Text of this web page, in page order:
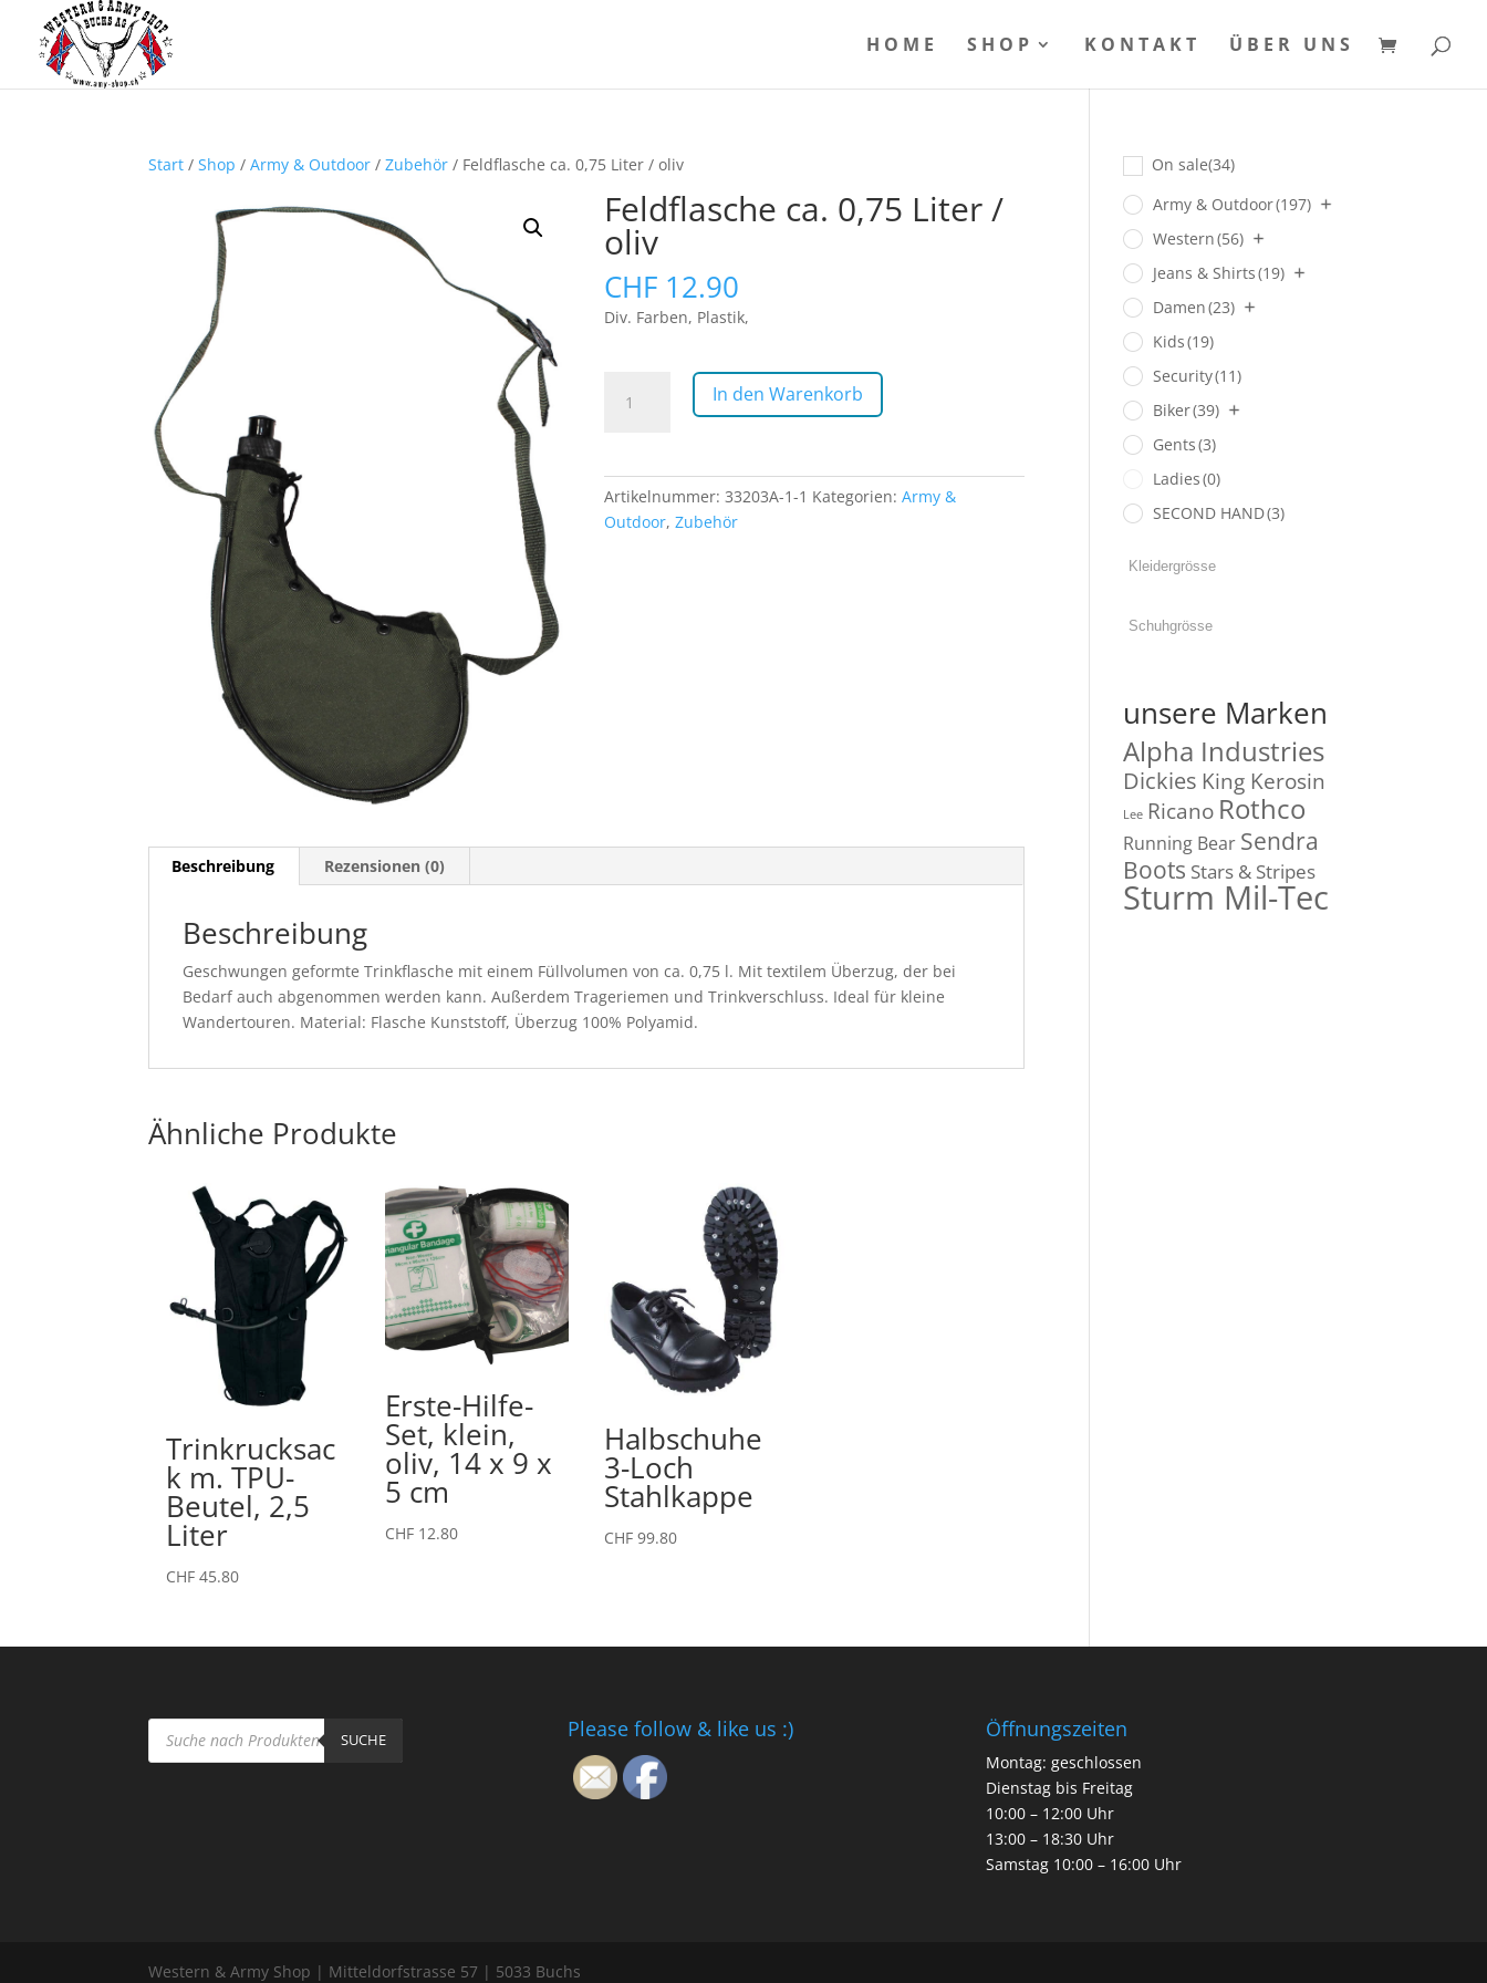
HOME SHOP KONTAKT ÜBER UNS
Start /Shop /Army & Outdoor /Zubehör / Feldflasche ca. 0,75 Liter / oliv
Feldflasche ca. 0,75 Liter /
oliv
CHF 12.90
Div. Farben, Plastik,
In den Warenkorb
Artikelnummer:33203A-1-1 Kategorien:Army &
Outdoor,Zubehör
Beschreibung Rezensionen (0)
Beschreibung
Geschwungen geformte Trinkflasche mit einem Füllvolumen von ca. 0,75 l. Mit textilem Überzug, der bei
Bedarf auch abgenommen werden kann. Außerdem Trageriemen und Trinkverschluss. Ideal für kleine
Wandertouren. Material: Flasche Kunststoff, Überzug 100% Polyamid.
Ähnliche Produkte
Trinkrucksac
k m. TPU-
Beutel, 2,5
Liter
CHF 45.80
Erste-Hilfe-
Set, klein,
oliv, 14 x 9 x
5 cm
CHF 12.80
Halbschuhe
3-Loch
Stahlkappe
CHF 99.80
On sale(34)
Army & Outdoor(197)
Western(56)
Jeans & Shirts(19)
Damen(23)
Kids(19)
Security(11)
Biker(39)
Gents(3)
Ladies(0)
SECOND HAND(3)
unsere Marken
Alpha Industries
Dickies King Kerosin
Lee Ricano Rothco
Running Bear Sendra
Boots Stars & Stripes
Sturm Mil-Tec
Products
search SUCHE Please follow & like us :) Öffnungszeiten
Montag: geschlossen
Dienstag bis Freitag
10:00 – 12:00 Uhr
13:00 – 18:30 Uhr
Samstag 10:00 – 16:00 Uhr
Western & Army Shop | Mitteldorfstrasse 57 | 5033 Buchs